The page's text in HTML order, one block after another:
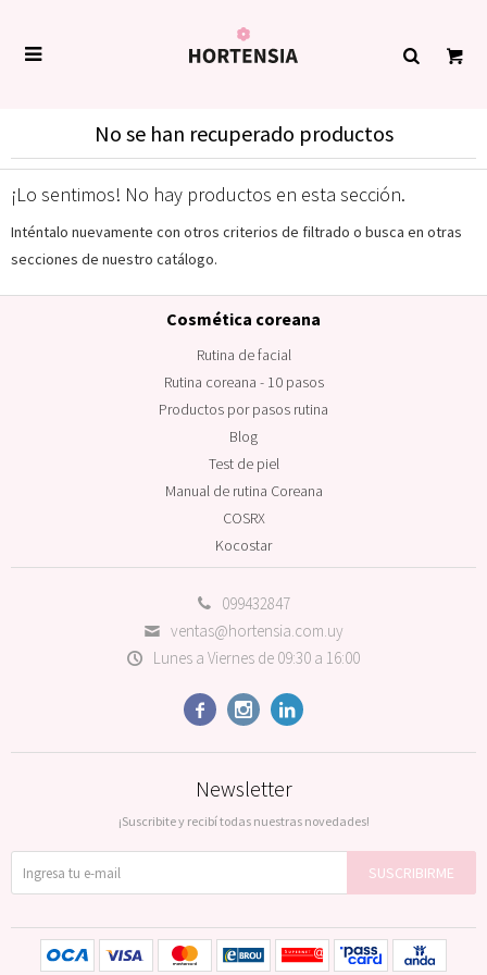

No se han recuperado productos
¡Lo sentimos! No hay productos en esta sección.
Inténtalo nuevamente con otros criterios de filtrado o busca en otras
secciones de nuestro catálogo.
099432847
ventas@hortensia.com.uy
Lunes a Viernes de 09:30 a 16:00
  
Cosmética coreana
Rutina de facial
Rutina coreana - 10 pasos
Productos por pasos rutina
Blog
Test de piel
Manual de rutina Coreana
COSRX
Kocostar
Newsletter
¡Suscribite y recibí todas nuestras novedades!
SUSCRIBIRME